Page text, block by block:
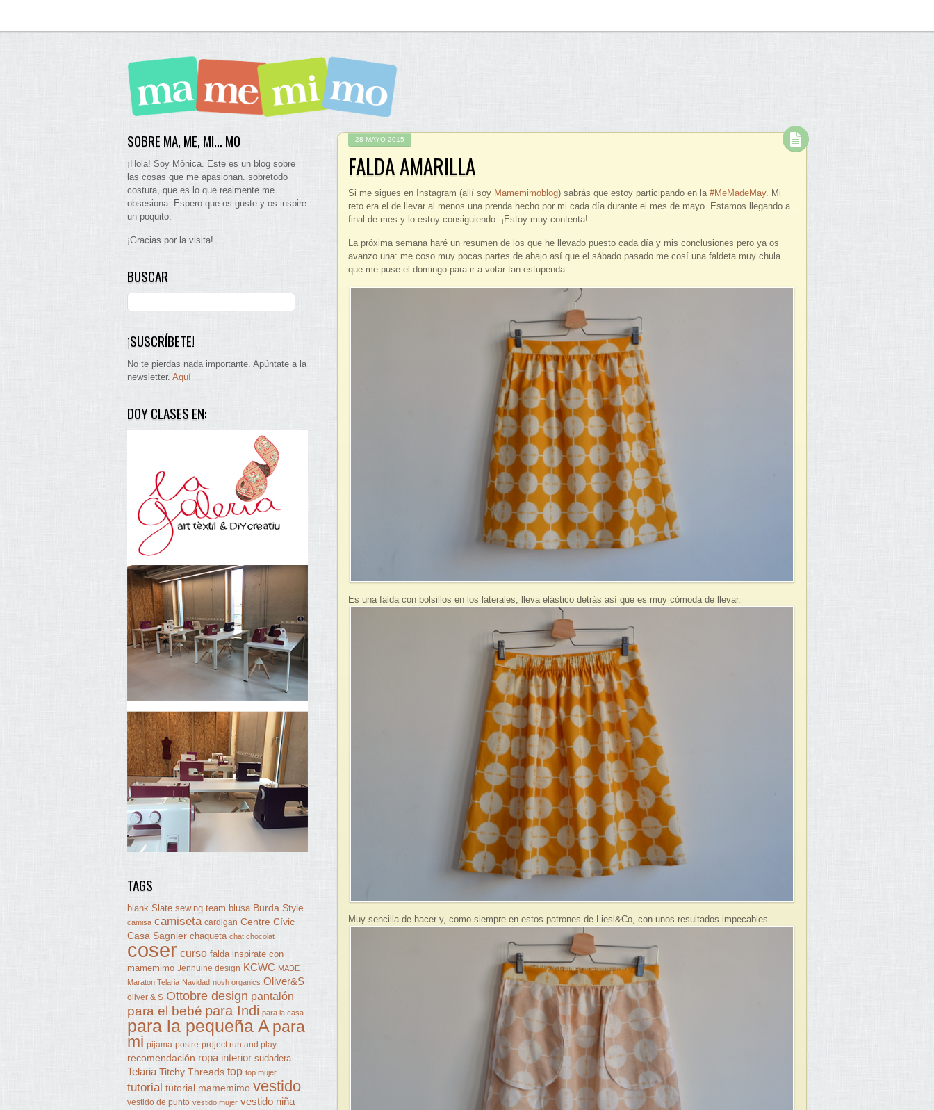
28 MAYO 2015
FALDA AMARILLA
Si me sigues en Instagram (allí soy Mamemimoblog) sabrás que estoy participando en la #MeMadeMay. Mi
reto era el de llevar al menos una prenda hecho por mi cada día durante el mes de mayo. Estamos llegando a
final de mes y lo estoy consiguiendo. ¡Estoy muy contenta!
La próxima semana haré un resumen de los que he llevado puesto cada día y mis conclusiones pero ya os
avanzo una: me coso muy pocas partes de abajo así que el sábado pasado me cosí una faldeta muy chula
que me puse el domingo para ir a votar tan estupenda.
Es una falda con bolsillos en los laterales, lleva elástico detrás así que es muy cómoda de llevar.
Muy sencilla de hacer y, como siempre en estos patrones de Liesl&Co, con unos resultados impecables.
SOBRE MA, ME, MI… MO
¡Hola! Soy Mònica. Este es un blog sobre
las cosas que me apasionan. sobretodo
costura, que es lo que realmente me
obsesiona. Espero que os guste y os inspire
un poquito.
¡Gracias por la visita!
BUSCAR
¡SUSCRÍBETE!
No te pierdas nada importante. Apúntate a la
newsletter. Aquí
DOY CLASES EN:
TAGS
blank Slate sewing team blusa Burda Style
camisa camiseta cardigan Centre Cívic
Casa Sagnier chaqueta chat chocolat
coser curso falda inspirate con
mamemimo Jennuine design KCWC MADE
Maraton Telaria Navidad nosh organics Oliver&S
oliver & S Ottobre design pantalón
para el bebé para Indi para la casa
para la pequeña A para
mi pijama postre project run and play
recomendación ropa interior sudadera
Telaria Titchy Threads top top mujer
tutorial tutorial mamemimo vestido
vestido de punto vestido mujer vestido niña